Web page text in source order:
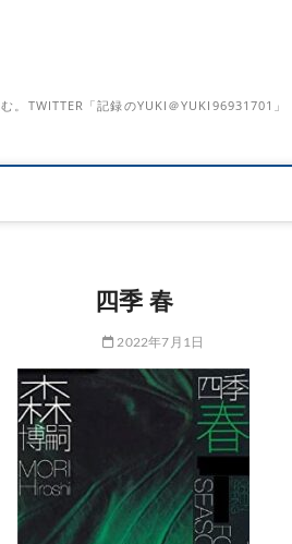
。TWITTER「記録のYUKI＠YUKI96931701」
四季 春
2022年7月1日